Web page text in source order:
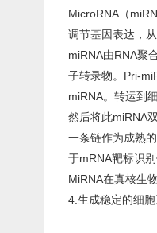
MicroRNA（
调节基因表达，
miRNA由RNA聚
子转录物。Pri-
miRNA。转运到
然后将此miRNA
一条链作为成熟
于mRNA靶标识
MiRNA在真核生
4.生成稳定的细